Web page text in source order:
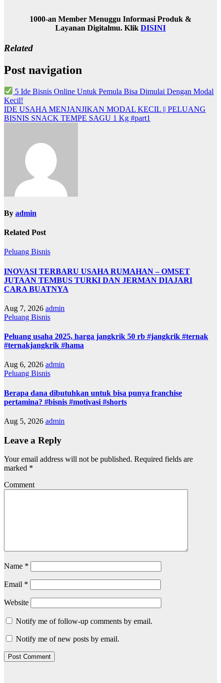
1000-an Member Menuggu Informasi Produk &
Layanan Digitalmu. Klik DISINI
Related
Post navigation
5 Ide Bisnis Online Untuk Pemula Bisa Dimulai Dengan Modal
Kecil!
IDE USAHA MENJANJIKAN MODAL KECIL || PELUANG
BISNIS SNACK TEMPE SAGU 1 Kg #part1
By admin
Related Post
Peluang Bisnis
INOVASI TERBARU USAHA RUMAHAN – OMSET
JUTAAN TEMBUS TURKI DAN JERMAN DIAJARI
CARA BUATNYA
Aug 7, 2026 admin
Peluang Bisnis
Peluang usaha 2025, harga jangkrik 50 rb #jangkrik #ternak
#ternakjangkrik #hama
Aug 6, 2026 admin
Peluang Bisnis
Berapa dana dibutuhkan untuk bisa punya franchise
pertamina? #bisnis #motivasi #shorts
Aug 5, 2026 admin
Leave a Reply
Your email address will not be published. Required fields are
marked *
Comment
Name *
Email *
Website
Notify me of follow-up comments by email.
Notify me of new posts by email.